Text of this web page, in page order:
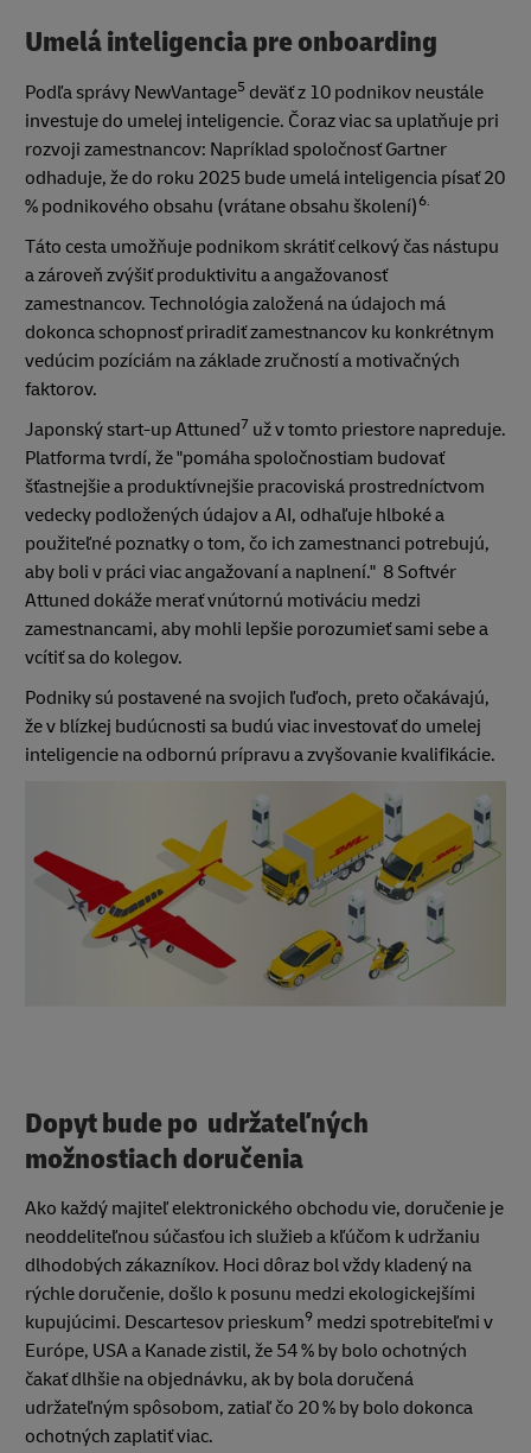
Umelá inteligencia pre onboarding
Podľa správy NewVantage5 deväť z 10 podnikov neustále
investuje do umelej inteligencie. Čoraz viac sa uplatňuje pri
rozvoji zamestnancov: Napríklad spoločnosť Gartner
odhaduje, že do roku 2025 bude umelá inteligencia písať 20
% podnikového obsahu (vrátane obsahu školení)6.
Táto cesta umožňuje podnikom skrátiť celkový čas nástupu
a zároveň zvýšiť produktivitu a angažovanosť
zamestnancov. Technológia založená na údajoch má
dokonca schopnosť priradiť zamestnancov ku konkrétnym
vedúcim pozíciám na základe zručností a motivačných
faktorov.
Japonský start-up Attuned7 už v tomto priestore napreduje.
Platforma tvrdí, že "pomáha spoločnostiam budovať
šťastnejšie a produktívnejšie pracoviská prostredníctvom
vedecky podložených údajov a AI, odhaľuje hlboké a
použiteľné poznatky o tom, čo ich zamestnanci potrebujú,
aby boli v práci viac angažovaní a naplnení." 8 Softvér
Attuned dokáže merať vnútornú motiváciu medzi
zamestnancami, aby mohli lepšie porozumieť sami sebe a
vcítiť sa do kolegov.
Podniky sú postavené na svojich ľuďoch, preto očakávajú,
že v blízkej budúcnosti sa budú viac investovať do umelej
inteligencie na odbornú prípravu a zvyšovanie kvalifikácie.
Dopyt bude po udržateľných
možnostiach doručenia
Ako každý majiteľ elektronického obchodu vie, doručenie je
neoddeliteľnou súčasťou ich služieb a kľúčom k udržaniu
dlhodobých zákazníkov. Hoci dôraz bol vždy kladený na
rýchle doručenie, došlo k posunu medzi ekologickejšími
kupujúcimi. Descartesov prieskum9 medzi spotrebiteľmi v
Európe, USA a Kanade zistil, že 54 % by bolo ochotných
čakať dlhšie na objednávku, ak by bola doručená
udržateľným spôsobom, zatiaľ čo 20 % by bolo dokonca
ochotných zaplatiť viac.